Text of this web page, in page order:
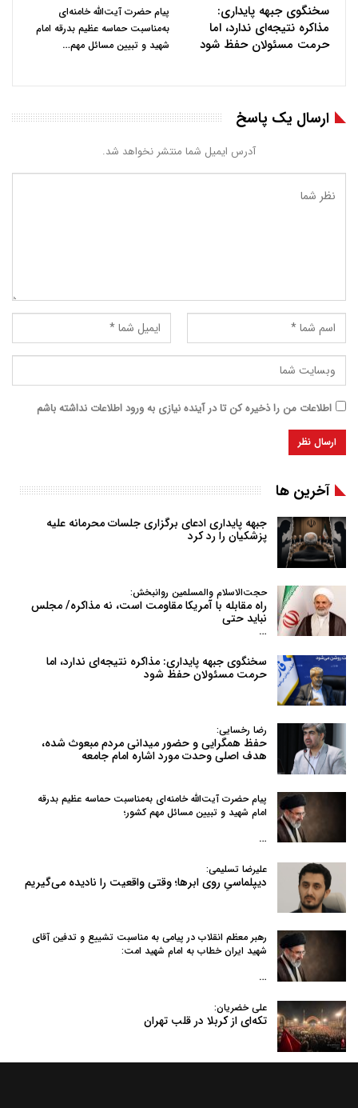
سخنگوی جبهه پایداری:
مذاکره نتیجه‌ای ندارد، اما
حرمت مسئولان حفظ شود
پیام حضرت آیت‌الله خامنه‌ای
به‌مناسبت حماسه عظیم بدرقه امام
شهید و تبیین مسائل مهم…
ارسال یک پاسخ
آدرس ایمیل شما منتشر نخواهد شد.
اطلاعات من را ذخیره کن تا در آینده نیازی به ورود اطلاعات نداشته باشم
آخرین ها
جبهه پایداری ادعای برگزاری جلسات محرمانه علیه
پزشکیان را رد کرد
حجت‌الاسلام والمسلمین روانبخش:
راه مقابله با آمریکا مقاومت است، نه مذاکره/ مجلس
نباید حتی
…
سخنگوی جبهه پایداری: مذاکره نتیجه‌ای ندارد، اما
حرمت مسئولان حفظ شود
رضا رخسایی:
حفظ همگرایی و حضور میدانی مردم مبعوث شده،
هدف اصلی وحدت مورد اشاره امام جامعه
پیام حضرت آیت‌الله خامنه‌ای به‌مناسبت حماسه عظیم بدرقه
امام شهید و تبیین مسائل مهم کشور؛
…
علیرضا تسلیمی:
دیپلماسیِ روی ابرها؛ وقتی واقعیت را نادیده می‌گیریم
رهبر معظم انقلاب در پیامی به‌ مناسبت تشییع و تدفین آقای
شهید ایران خطاب به امام شهید امت:
…
علی خضریان:
تکه‌ای از کربلا در قلب تهران